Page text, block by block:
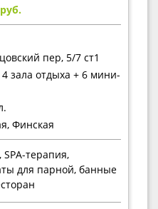
руб.
пер, 5/7 ст1
4 зала отдыха + 6 мини-
Финская
терапия,
для парной, банные